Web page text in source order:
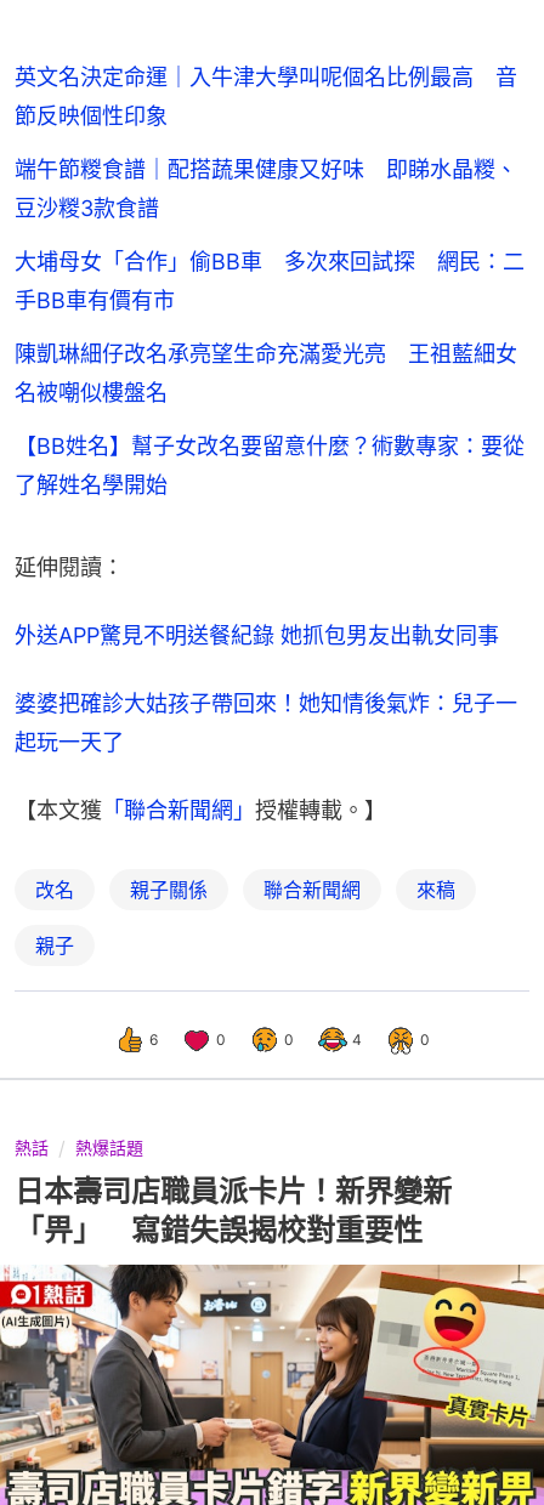
英文名決定命運｜入牛津大學叫呢個名比例最高 音
節反映個性印象
端午節糉食譜｜配搭蔬果健康又好味 即睇水晶糉、
豆沙糉3款食譜
大埔母女「合作」偷BB車 多次來回試探 網民：二
手BB車有價有市
陳凱琳細仔改名承亮望生命充滿愛光亮 王祖藍細女
名被嘲似樓盤名
【BB姓名】幫子女改名要留意什麼？術數專家：要從
了解姓名學開始
延伸閱讀：
外送APP驚見不明送餐紀錄 她抓包男友出軌女同事
婆婆把確診大姑孩子帶回來！她知情後氣炸：兒子一
起玩一天了
【本文獲 「聯合新聞網」 授權轉載。】
改名 親子關係 聯合新聞網 來稿
親子
6 0 0 4 0
熱話 熱爆話題
日本壽司店職員派卡片！新界變新
「畀」 寫錯失誤揭校對重要性